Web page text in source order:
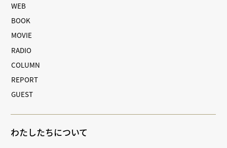
WEB
BOOK
MOVIE
RADIO
COLUMN
REPORT
GUEST
わたしたちについて